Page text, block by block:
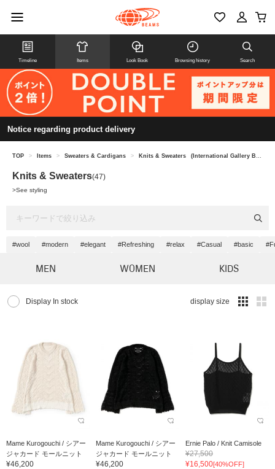
Timeline Items Look Book Browsing history Search
Notice regarding product delivery
TOP > Items > Sweaters & Cardigans > Knits & Sweaters (International Gallery BEAMS)
Knits & Sweaters(47)
>See styling
#wool #modern #elegant #Refreshing #relax #Casual #basic
MEN WOMEN KIDS
Display In stock display size
Mame Kurogouchi / シアー
ジャカード モールニット
¥46,200
Mame Kurogouchi / シアー
ジャカード モールニット
¥46,200
Ernie Palo / Knit Camisole
¥27,500
¥16,500[40%OFF]